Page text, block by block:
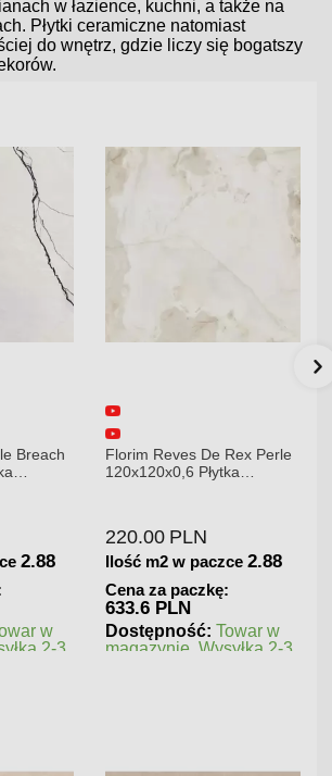
w łazience, kuchni, a także na
Płytki ceramiczne natomiast
do wnętrz, gdzie liczy się bogatszy
Breach
2.88
w
2-3
Florim Reves De Rex Perle
120x120x0,6 Płytka
220.00 PLN
Ilość m2 w paczce 2.88
Cena za paczkę:
633.6 PLN
Dostępność: Towar w
magazynie. Wysyłka 2-3